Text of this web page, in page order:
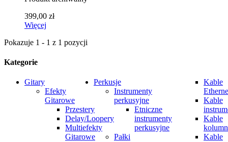
399,00 zł
Więcej
Pokazuje 1 - 1 z 1 pozycji
Kategorie
Gitary
Efekty
Gitarowe
Przestery
Delay/Loopery
Multiefekty
Gitarowe
Perkusje
Instrumenty
perkusyjne
Etniczne
instrumenty
perkusyjne
Pałki
Kable
Kable
Kable
Kable